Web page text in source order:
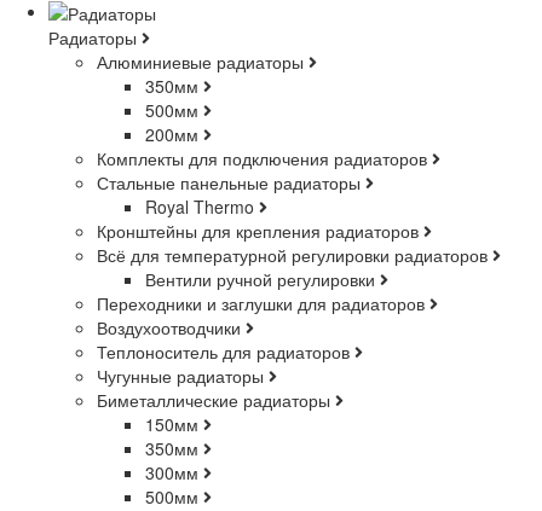
Радиаторы
Алюминиевые радиаторы
350мм
500мм
200мм
Комплекты для подключения радиаторов
Стальные панельные радиаторы
Royal Thermo
Кронштейны для крепления радиаторов
Всё для температурной регулировки радиаторов
Вентили ручной регулировки
Переходники и заглушки для радиаторов
Воздухоотводчики
Теплоноситель для радиаторов
Чугунные радиаторы
Биметаллические радиаторы
150мм
350мм
300мм
500мм